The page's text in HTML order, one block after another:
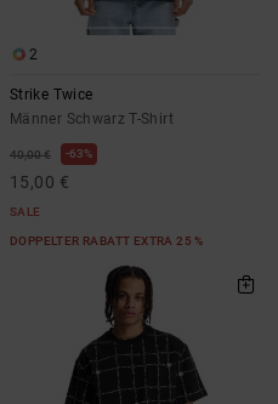
2
Strike Twice
Männer Schwarz T-Shirt
40,00 € 63%
15,00 €
SALE
DOPPELTER RABATT EXTRA 25 %